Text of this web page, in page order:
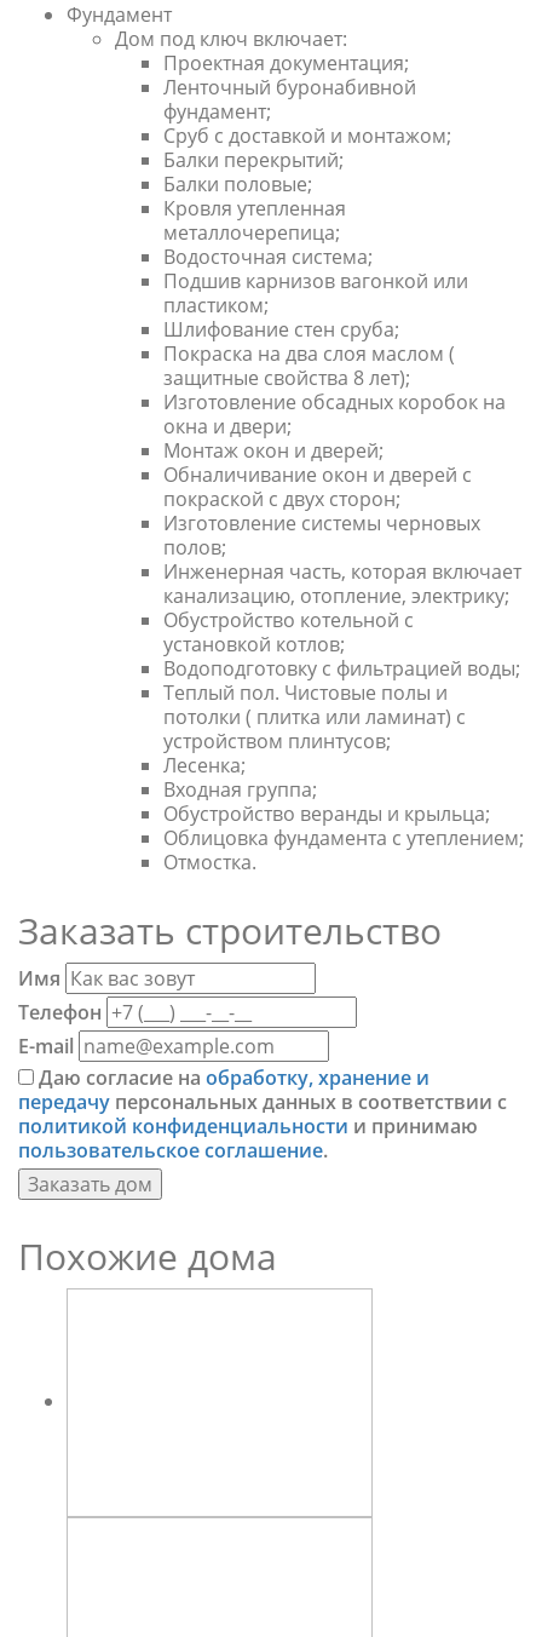
Фундамент
Дом под ключ включает:
Проектная документация;
Ленточный буронабивной
фундамент;
Сруб с доставкой и монтажом;
Балки перекрытий;
Балки половые;
Кровля утепленная
металлочерепица;
Водосточная система;
Подшив карнизов вагонкой или
пластиком;
Шлифование стен сруба;
Покраска на два слоя маслом (
защитные свойства 8 лет);
Изготовление обсадных коробок на
окна и двери;
Монтаж окон и дверей;
Обналичивание окон и дверей с
покраской с двух сторон;
Изготовление системы черновых
полов;
Инженерная часть, которая включает
канализацию, отопление, электрику;
Обустройство котельной с
установкой котлов;
Водоподготовку с фильтрацией воды;
Теплый пол. Чистовые полы и
потолки ( плитка или ламинат) с
устройством плинтусов;
Лесенка;
Входная группа;
Обустройство веранды и крыльца;
Облицовка фундамента с утеплением;
Отмостка.
Заказать строительство
Имя
Телефон
E-mail
Даю согласие на обработку, хранение и
передачу персональных данных в соответствии с
политикой конфиденциальности и принимаю
пользовательское соглашение.
Заказать дом
Похожие дома